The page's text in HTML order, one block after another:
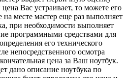
Вас устраивает, то можете его
на месте мастер еще раз выполняет
при необходимости выполняет
программными средствами для
его технического
непосредственного осмотра
цена за Ваш ноутбук.
дано описание ноутбука по